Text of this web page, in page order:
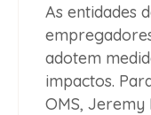
As entidades
adotem
impactos.
OMS,